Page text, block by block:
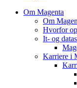
Om Magenta
Om
Hvorfor
It- og
Karriere i